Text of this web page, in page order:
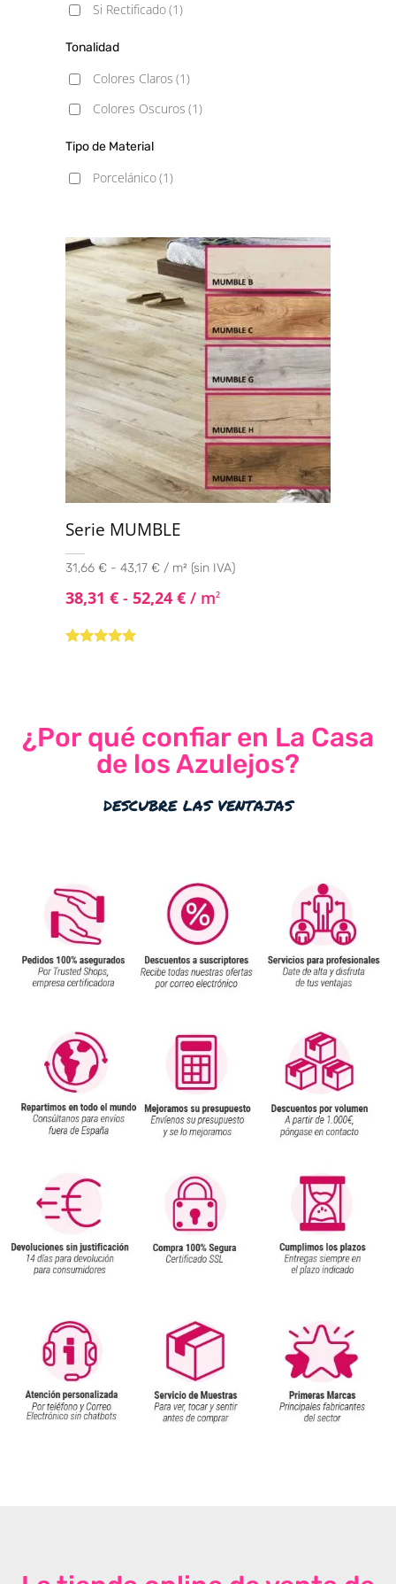
Si Rectificado(1)
Tonalidad
Colores Claros (1)
Colores Oscuros (1)
Tipo de Material
Porcelánico(1)
Serie MUMBLE
31,66 € - 43,17 € / m² (sin IVA)
38,31 € - 52,24 € / m2
¿Por qué confiar en La Casa
de los Azulejos?
descubre las ventajas